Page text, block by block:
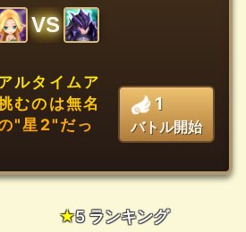
VS
ルタイムア
むのは無名
"星2"だっ
1
バトル開始
★5 ランキング